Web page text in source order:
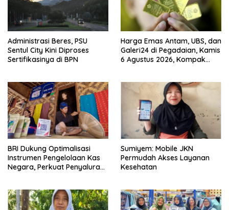
Administrasi Beres, PSU
Sentul City Kini Diproses
Sertifikasinya di BPN
Harga Emas Antam, UBS, dan
Galeri24 di Pegadaian, Kamis
6 Agustus 2026, Kompak
BRI Dukung Optimalisasi
Instrumen Pengelolaan Kas
Negara, Perkuat Penyaluran
Sumiyem: Mobile JKN
Permudah Akses Layanan
Kesehatan